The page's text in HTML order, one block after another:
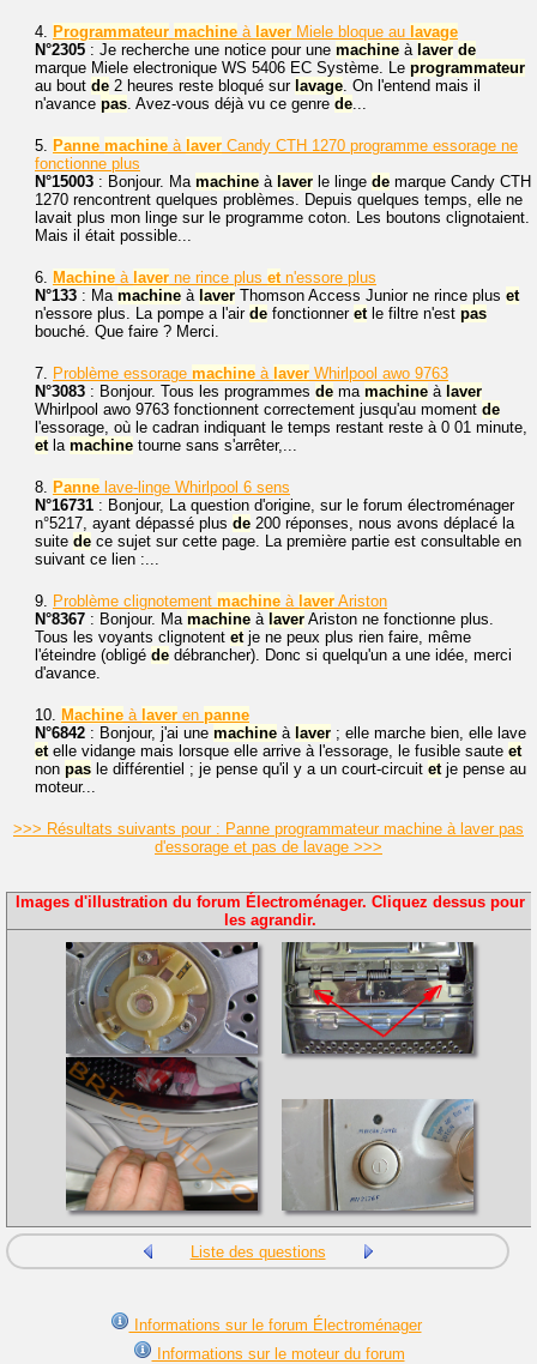
4. Programmateur machine à laver Miele bloque au lavage
N°2305 : Je recherche une notice pour une machine à laver de
marque Miele electronique WS 5406 EC Système. Le programmateur
au bout de 2 heures reste bloqué sur lavage. On l'entend mais il
n'avance pas. Avez-vous déjà vu ce genre de...
5. Panne machine à laver Candy CTH 1270 programme essorage ne
fonctionne plus
N°15003 : Bonjour. Ma machine à laver le linge de marque Candy CTH
1270 rencontrent quelques problèmes. Depuis quelques temps, elle ne
lavait plus mon linge sur le programme coton. Les boutons clignotaient.
Mais il était possible...
6. Machine à laver ne rince plus etn'essore plus
N°133 : Ma machine à laver Thomson Access Junior ne rince plus et
n'essore plus. La pompe a l'air de fonctionner etle filtre n'est pas
bouché. Que faire ? Merci.
7. Problème essorage machine à laver Whirlpool awo 9763
N°3083 : Bonjour. Tous les programmes de ma machine à laver
Whirlpool awo 9763 fonctionnent correctement jusqu'au moment de
l'essorage, où le cadran indiquant le temps restant reste à 0 01 minute,
etla machine tourne sans s'arrêter,...
8. Panne lave-linge Whirlpool 6 sens
N°16731 : Bonjour, La question d'origine, sur le forum électroménager
n°5217, ayant dépassé plus de 200 réponses, nous avons déplacé la
suite de ce sujet sur cette page. La première partie est consultable en
suivant ce lien :...
9. Problème clignotement machine à laver Ariston
N°8367 : Bonjour. Ma machine à laver Ariston ne fonctionne plus.
Tous les voyants clignotent etje ne peux plus rien faire, même
l'éteindre (obligé de débrancher). Donc si quelqu'un a une idée, merci
d'avance.
10. Machine à laver en panne
N°6842 : Bonjour, j'ai une machine à laver ; elle marche bien, elle lave
etelle vidange mais lorsque elle arrive à l'essorage, le fusible saute et
non pas le différentiel ; je pense qu'il y a un court-circuit etje pense au
moteur...
>>> Résultats suivants pour : Panne programmateur machine à laver pas
d'essorage et pas de lavage >>>
Images d'illustration du forum Électroménager. Cliquez dessus pour
les agrandir.
Liste des questions
Informations sur le forum Électroménager
Informations sur le moteur du forum